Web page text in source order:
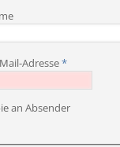
Adresse*
an Absender